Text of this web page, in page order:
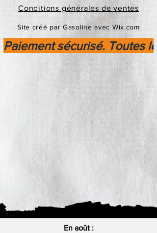
Conditions générales de ventes
Site créé par Gasoline avec Wix.com
Paiement sécurisé. Toutes
En août :